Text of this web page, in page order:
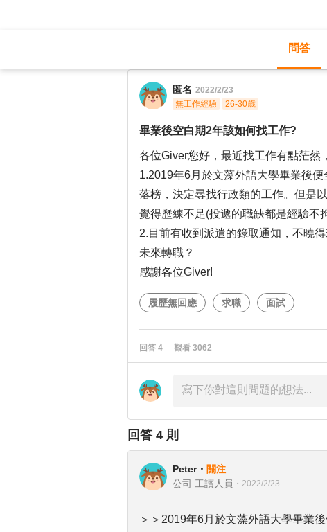
問答
匿名 2022/2/23
無工作經驗
26-30歲
畢業後空白期2年該如何找工作?
各位Giver您好，最近找工作有點茫然
1.2019年6月於文藻外語大學畢業後
落榜，決定尋找行政類的工作。但是
覺得歷練不足(投遞的職缺都是經驗不
2.目前有收到派遣的錄取通知，不曉
未來轉職？
感謝各位Giver!
履歷無回應 求職 面試
回答 4 觀看 3062
回答 4 則
Peter ・ 關注
公司 工讀人員 ・ 2022/2/23
＞＞2019年6月於文藻外語大學畢業